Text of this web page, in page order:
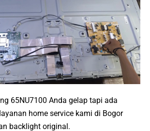
65NU7100 Anda gelap tapi ada
home service kami di Bogor
backlight original.